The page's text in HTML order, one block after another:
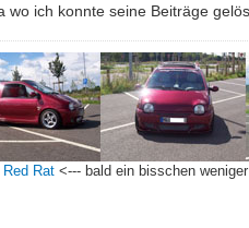
wo ich konnte seine Beiträge
Red Rat <--- bald ein bisschen